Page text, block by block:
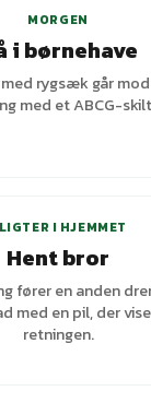
MORGEN
i børnehave
rygsæk går
med et ABCG-
I HJEMMET
Hent bror
fører en anden
med en pil, der
retningen.